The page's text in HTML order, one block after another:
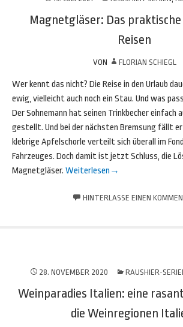
Magnetgläser: Das
Reisen
VON FLORIAN SCHIEGL
Wer kennt das nicht? Die Reise in den Urlaub
ewig, vielleicht auch noch ein Stau. Und was
Der Sohnemann hat seinen Trinkbecher einfach
gestellt. Und bei der nächsten Bremsung fällt er
klebrige Apfelschorle verteilt sich überall im
Fahrzeuges. Doch damit ist jetzt Schluss, die
Magnetgläser. Weiterlesen →
HINTERLASSE EINEN
28. NOVEMBER 2020 RAUSHIER-
Weinparadies Italien: eine
die Weinregionen